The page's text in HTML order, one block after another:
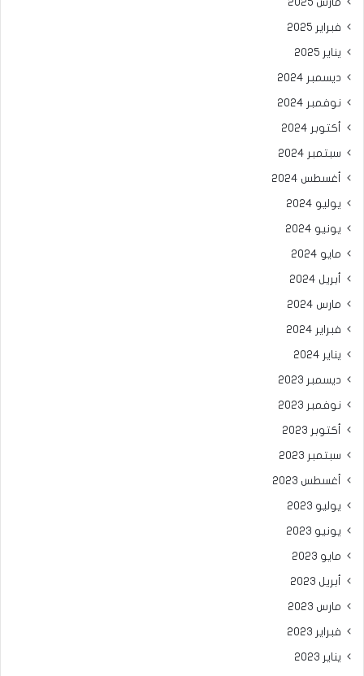
مارس 2025
فبراير 2025
يناير 2025
ديسمبر 2024
نوفمبر 2024
أكتوبر 2024
سبتمبر 2024
أغسطس 2024
يوليو 2024
يونيو 2024
مايو 2024
أبريل 2024
مارس 2024
فبراير 2024
يناير 2024
ديسمبر 2023
نوفمبر 2023
أكتوبر 2023
سبتمبر 2023
أغسطس 2023
يوليو 2023
يونيو 2023
مايو 2023
أبريل 2023
مارس 2023
فبراير 2023
يناير 2023